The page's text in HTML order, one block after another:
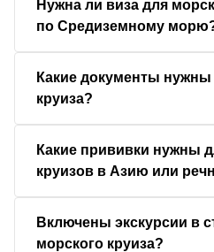
Нужна ли виза для
по Средиземному
Какие документы нужны
круиза?
Какие прививки нужны
круизов в Азию или
Включены экскурсии в
морского круиза?